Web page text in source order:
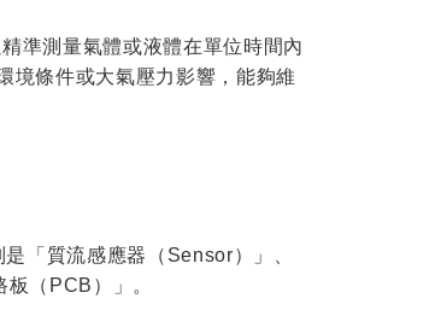
準測量氣體或液體在單位時間內
境條件或大氣壓力影響，能夠維
「質流感應器（Sensor）」、
（PCB）」。